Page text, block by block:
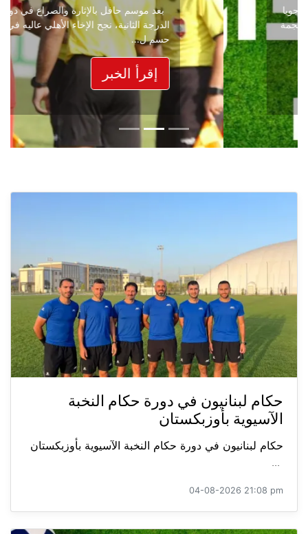
بعد موسم حافل بالإثارة والصراع في دوري
الدرجة الثانية، نجح الإخاء الأهلي عاليه في
حسم ل...
إقرأ الخبر
حكام لبنانيون في دورة حكام النخبة
الآسيوية بأوزبكستان
حكام لبنانيون في دورة حكام النخبة الآسيوية بأوزبكستان
...
04-08-2026 21:08 pm